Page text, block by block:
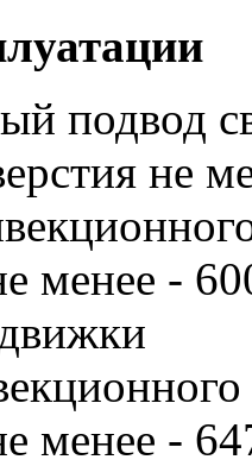
подвод
не
менее -
менее -